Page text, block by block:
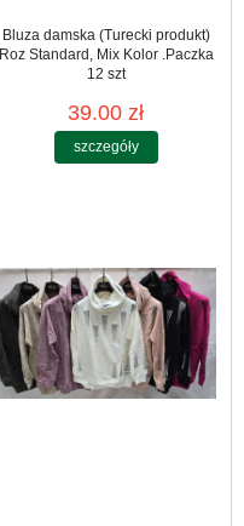
Bluza damska (Turecki produkt)
Roz Standard, Mix Kolor .Paczka
12 szt
39.00 zł
szczegóły